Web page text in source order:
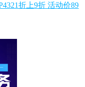
折上9折 活动价89